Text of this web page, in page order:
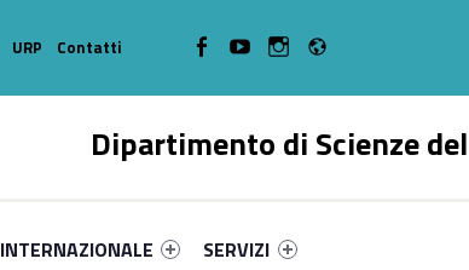
Dipartimento di Scienze
INTERNAZIONALE
SERVIZI
URP Contatti WebMan on FacebookWebMan on YoutubeWebMan on Instagram